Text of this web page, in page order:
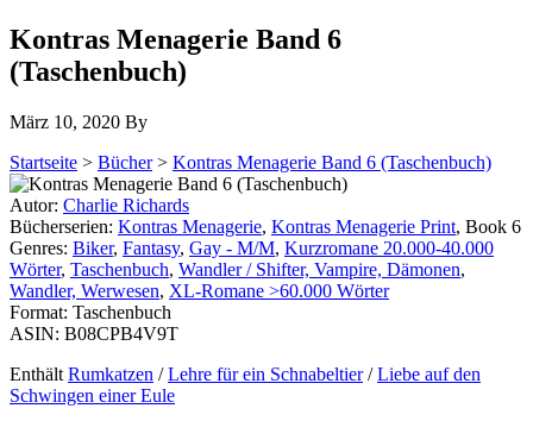
Kontras Menagerie Band 6
(Taschenbuch)
März 10, 2020 By
Startseite > Bücher> Kontras Menagerie Band 6 (Taschenbuch)
Autor: Charlie Richards
Bücherserien: Kontras Menagerie, Kontras Menagerie Print, Book 6
Genres: Biker, Fantasy, Gay - M/M, Kurzromane 20.000-40.000
Wörter, Taschenbuch, Wandler / Shifter, Vampire, Dämonen,
Wandler, Werwesen, XL-Romane >60.000 Wörter
Format: Taschenbuch
ASIN: B08CPB4V9T
Enthält Rumkatzen /Lehre für ein Schnabeltier/Liebe auf den
Schwingen einer Eule